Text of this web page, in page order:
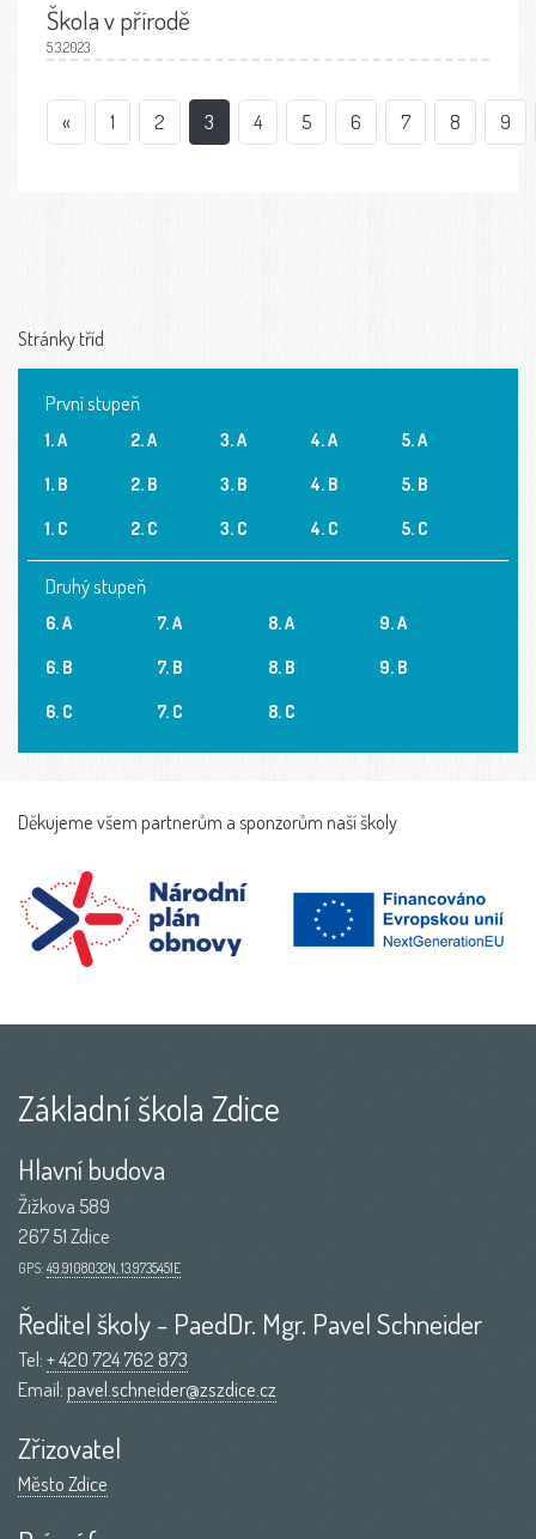
Škola v přírodě
5.3.2023
« 1 2 3 4 5 6 7 8 9
Stránky tříd
První stupeň
1. A
1. B
1. C
2. A
2. B
2. C
3. A
3. B
3. C
4. A
4. B
4. C
5. A
5. B
5. C
Druhý stupeň
6. A
6. B
6. C
7. A
7. B
7. C
8. A
8. B
8. C
9. A
9. B
Děkujeme všem partnerům a sponzorům naší školy
Základní škola Zdice
Hlavní budova
Žižkova 589
267 51 Zdice
GPS: 49.9108032N, 13.9735451E
Ředitel školy - PaedDr. Mgr. Pavel Schneider
Tel:+ 420 724 762 873
Email:pavel.schneider@zszdice.cz
Zřizovatel
Město Zdice